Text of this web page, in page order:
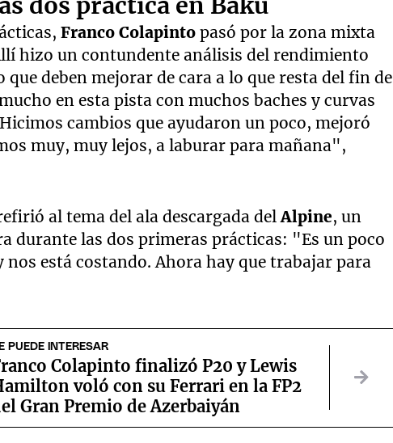
dos práctica en Baku
Franco Colapinto pasó por la zona mixta
hizo un contundente análisis del rendimiento
que deben mejorar de cara a lo que resta del fin de
en esta pista con muchos baches y curvas
cambios que ayudaron un poco, mejoró
muy, muy lejos, a laburar para mañana",
al tema del ala descargada delAlpine, un
durante las dos primeras prácticas: "Es un poco
está costando. Ahora hay que trabajar para
PUEDE INTERESAR
Colapinto finalizó P20 y Lewis
voló con su Ferrari en la FP2
Gran Premio de Azerbaiyán